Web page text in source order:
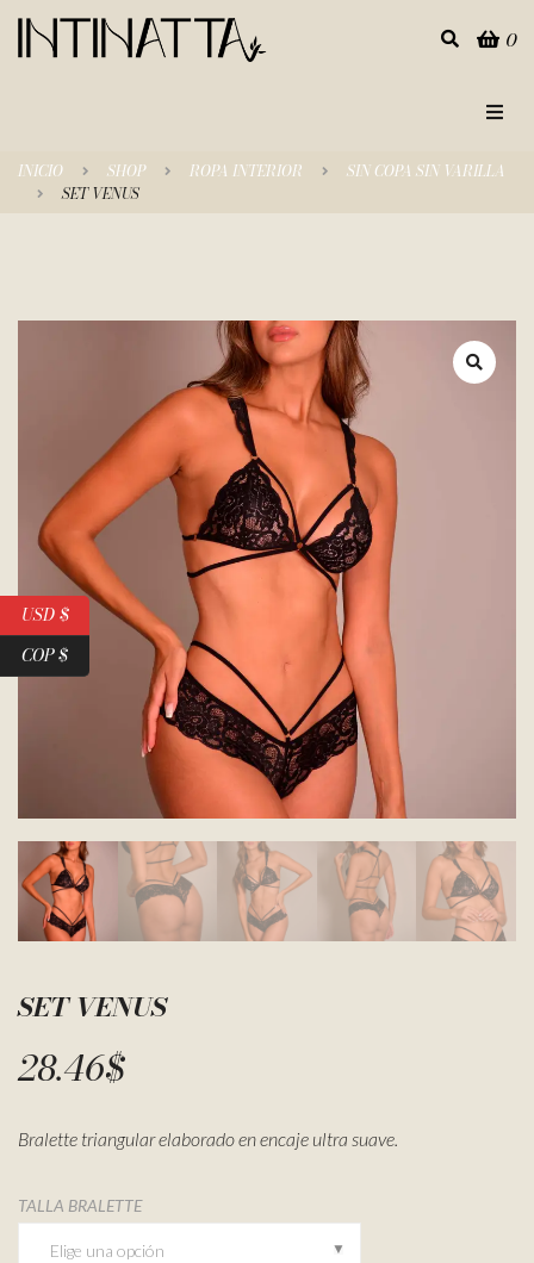
Inicio
Empresa
0
INICIO SHOP ROPA INTERIOR
SIN COPA SIN VARILLA
SET VENUS
SET VENUS
28.46$
Bralette triangular elaborado en encaje ultra suave.
TALLA BRALETTE
USD $
COP $